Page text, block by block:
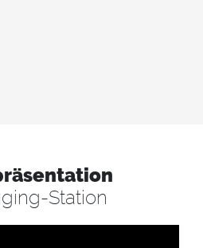
Station